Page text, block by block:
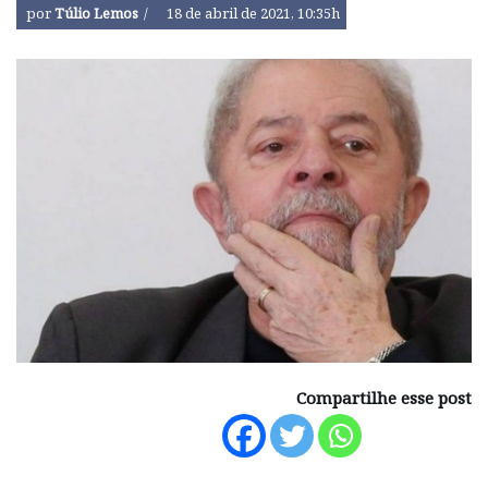
porTúlio Lemos 18 de abril de 2021, 10:35h
Compartilhe esse post